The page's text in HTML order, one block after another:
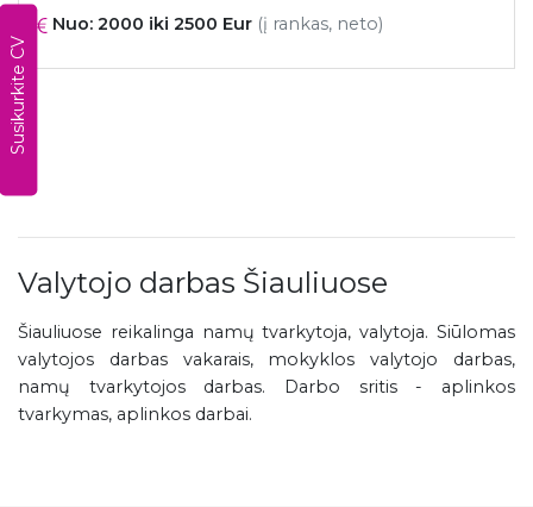
Susikurkite CV
Nuo: 2000 iki 2500 Eur (į rankas, neto)
Valytojo darbas Šiauliuose
Šiauliuose reikalinga namų tvarkytoja, valytoja. Siūlomas
valytojos darbas vakarais, mokyklos valytojo darbas,
namų tvarkytojos darbas. Darbo sritis - aplinkos
tvarkymas, aplinkos darbai.